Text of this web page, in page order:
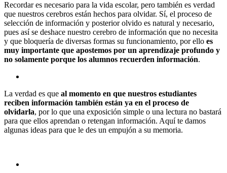
Recordar es necesario para la vida escolar, pero también es verdad
que nuestros cerebros están hechos para olvidar. Sí, el proceso de
selección de información y posterior olvido es natural y necesario,
pues así se deshace nuestro cerebro de información que no necesita
y que bloquería de diversas formas su funcionamiento, por ello es
muy importante que apostemos por un aprendizaje profundo y
no solamente porque los alumnos recuerden información.
La verdad es que al momento en que nuestros estudiantes
reciben información también están ya en el proceso de
olvidarla, por lo que una exposición simple o una lectura no bastará
para que ellos aprendan o retengan información. Aquí te damos
algunas ideas para que le des un empujón a su memoria.